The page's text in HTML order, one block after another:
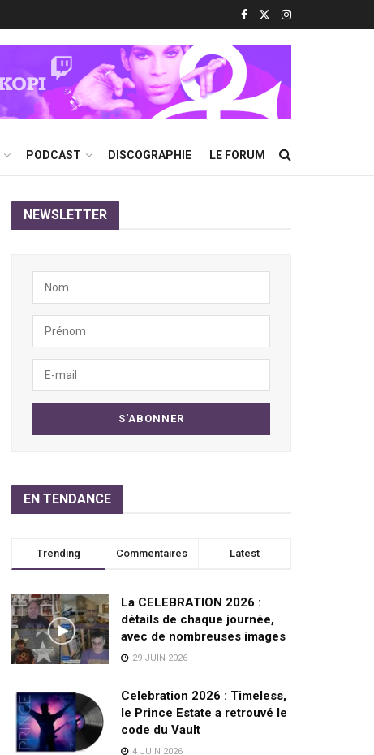
PODCAST DISCOGRAPHIE LE FORUM
NEWSLETTER
EN TENDANCE
Trending Commentaires Latest
La CELEBRATION 2026 :
détails de chaque journée,
avec de nombreuses images
29 JUIN 2026
Celebration 2026 : Timeless,
le Prince Estate a retrouvé le
code du Vault
4 JUIN 2026